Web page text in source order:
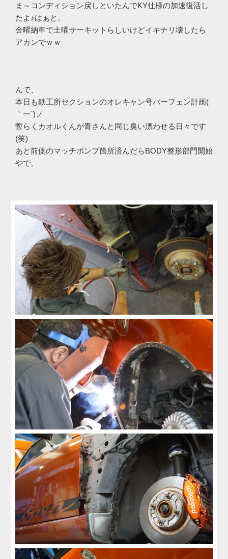
ま～コンディション戻しといたんでKY仕様の加速復活し
たよ♪はぁと。
金曜納車で土曜サーキットらしいけどイキナリ壊したら
アカンでｗｗ
んで、
本日も鉄工所セクションのオレキャン号バーフェン計画(
｀ー´)ノ
暫らくカオルくんが青さんと同じ臭い漂わせる日々です
(笑)
あと前側のマッチポンプ箇所済んだらBODY整形部門開始
やで。